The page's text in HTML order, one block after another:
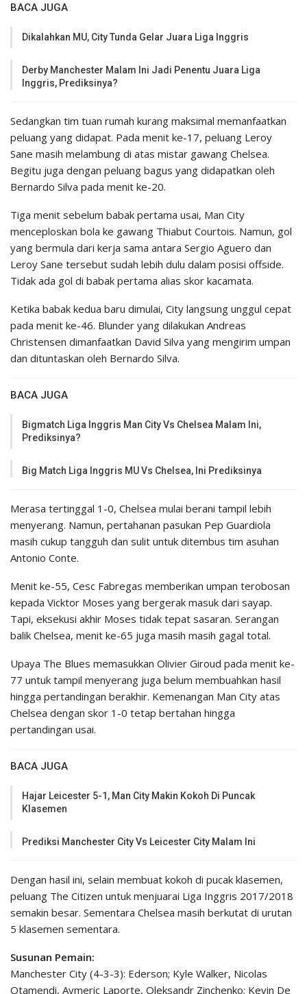
BACA JUGA
Dikalahkan MU, City Tunda Gelar Juara Liga Inggris
Derby Manchester Malam Ini Jadi Penentu Juara Liga
Inggris, Prediksinya?
Sedangkan tim tuan rumah kurang maksimal memanfaatkan
peluang yang didapat. Pada menit ke-17, peluang Leroy
Sane masih melambung di atas mistar gawang Chelsea.
Begitu juga dengan peluang bagus yang didapatkan oleh
Bernardo Silva pada menit ke-20.
Tiga menit sebelum babak pertama usai, Man City
menceploskan bola ke gawang Thiabut Courtois. Namun, gol
yang bermula dari kerja sama antara Sergio Aguero dan
Leroy Sane tersebut sudah lebih dulu dalam posisi offside.
Tidak ada gol di babak pertama alias skor kacamata.
Ketika babak kedua baru dimulai, City langsung unggul cepat
pada menit ke-46. Blunder yang dilakukan Andreas
Christensen dimanfaatkan David Silva yang mengirim umpan
dan dituntaskan oleh Bernardo Silva.
BACA JUGA
Bigmatch Liga Inggris Man City Vs Chelsea Malam Ini,
Prediksinya?
Big Match Liga Inggris MU Vs Chelsea, Ini Prediksinya
Merasa tertinggal 1-0, Chelsea mulai berani tampil lebih
menyerang. Namun, pertahanan pasukan Pep Guardiola
masih cukup tangguh dan sulit untuk ditembus tim asuhan
Antonio Conte.
Menit ke-55, Cesc Fabregas memberikan umpan terobosan
kepada Vicktor Moses yang bergerak masuk dari sayap.
Tapi, eksekusi akhir Moses tidak tepat sasaran. Serangan
balik Chelsea, menit ke-65 juga masih masih gagal total.
Upaya The Blues memasukkan Olivier Giroud pada menit ke-
77 untuk tampil menyerang juga belum membuahkan hasil
hingga pertandingan berakhir. Kemenangan Man City atas
Chelsea dengan skor 1-0 tetap bertahan hingga
pertandingan usai.
BACA JUGA
Hajar Leicester 5-1, Man City Makin Kokoh Di Puncak
Klasemen
Prediksi Manchester City Vs Leicester City Malam Ini
Dengan hasil ini, selain membuat kokoh di pucak klasemen,
peluang The Citizen untuk menjuarai Liga Inggris 2017/2018
semakin besar. Sementara Chelsea masih berkutat di urutan
5 klasemen sementara.
Susunan Pemain:
Manchester City (4-3-3): Ederson; Kyle Walker, Nicolas
Otamendi, Aymeric Laporte, Oleksandr Zinchenko; Kevin De